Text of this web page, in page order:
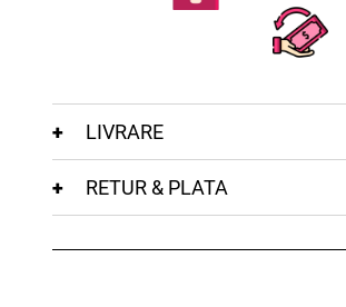
LIVRARE
RETUR & PLATA